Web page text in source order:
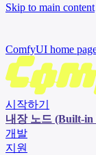
Skip to main content
ComfyUI home
시작하기
내장 노드 (Built-in
개발
지원